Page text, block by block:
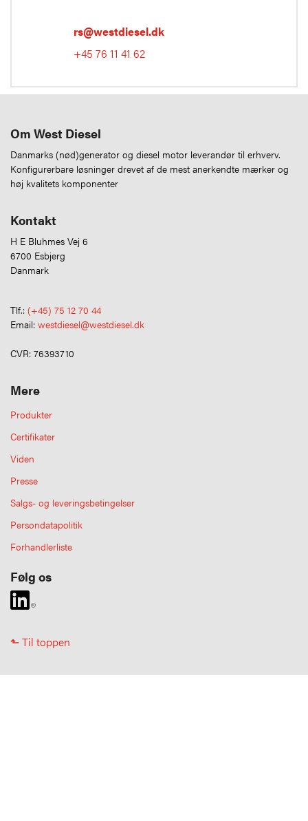
rs@westdiesel.dk
+45 76 11 41 62
Om West Diesel
Danmarks (nød)generator og diesel motor leverandør til erhverv.
Konfigurerbare løsninger drevet af de mest anerkendte mærker og
høj kvalitets komponenter
Kontakt
H E Bluhmes Vej 6
6700 Esbjerg
Danmark
Tlf.: (+45) 75 12 70 44
Email: westdiesel@westdiesel.dk
CVR: 76393710
Mere
Produkter
Certifikater
Viden
Presse
Salgs- og leveringsbetingelser
Persondatapolitik
Forhandlerliste
Følg os
⬑ Til toppen